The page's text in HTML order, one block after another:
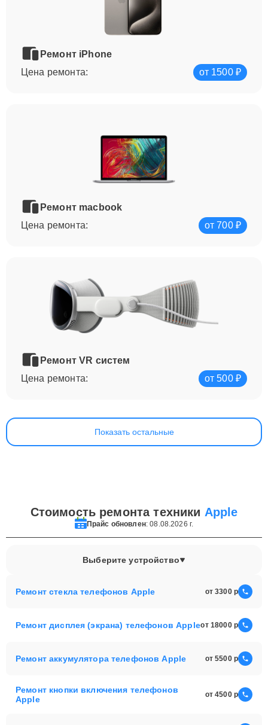
Ремонт iPhone
Цена ремонта:
от 1500 ₽
Ремонт macbook
Цена ремонта:
от 700 ₽
Ремонт VR систем
Цена ремонта:
от 500 ₽
Показать остальные
Стоимость ремонта техники Apple
Прайс обновлен: 08.08.2026 г.
Выберите устройство
Ремонт стекла телефонов Apple от 3300
Ремонт дисплея (экрана) телефонов Appleот 18000
Ремонт аккумулятора телефонов Apple от 5500
Ремонт кнопки включения телефонов
Apple
от 4500